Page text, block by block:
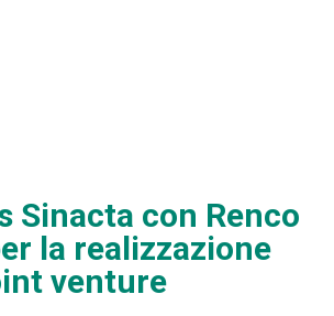
Sinacta con Renco
la realizzazione
venture